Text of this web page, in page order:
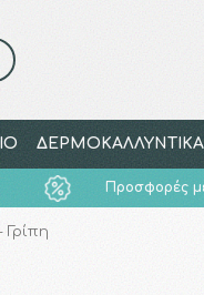
ΔΕΡΜΟΚΑΛΛΥΝΤΙΚΑ
Προσφορές
Γρίπη